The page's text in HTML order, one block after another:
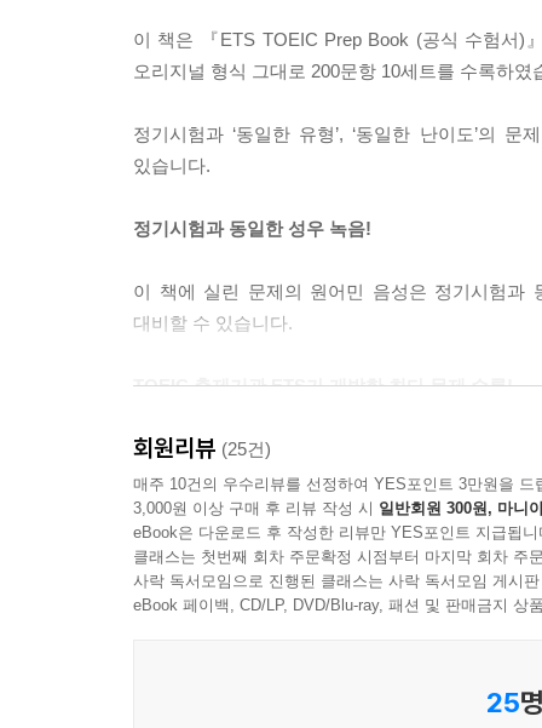
이 책은 『ETS TOEIC Prep Book (공식 수험서)
오리지널 형식 그대로 200문항 10세트를 수록하였
정기시험과 ‘동일한 유형’, ‘동일한 난이도’의
있습니다.
정기시험과 동일한 성우 녹음!
이 책에 실린 문제의 원어민 음성은 정기시험과
대비할 수 있습니다.
TOEIC 출제기관 ETS가 개발한 최다 문제 수록!
이 책의 모든 문제는 TOEIC 출제기관인 미국의
유형과 난이도를 고스란히 반영한 문제를 풀면
방대한 분량의 실전 문제를 통해 정기시험에
(전반)-3세트(중반)-4세트(후반) 풀이 등 탄력적으
ETS 공인 점수환산표 제공!
본인의 점수를 예측해 볼 수 있으며, 정기시험 성
회원리뷰 (25건)
매주 10건의 우수리뷰를 선정하여 YES포인트 3만원을 드
3,000원 이상 구매 후 리뷰 작성 시 일반회원 300원, 마니
eBook은 다운로드 후 작성한 리뷰만 YES포인트 지급됩니
클래스는 첫번째 회차 주문확정 시점부터 마지막 회차 주
사락 독서모임으로 진행된 클래스는 사락 독서모임 게시
eBook 페이백, CD/LP, DVD/Blu-ray, 패션 및 판매금지 상
25